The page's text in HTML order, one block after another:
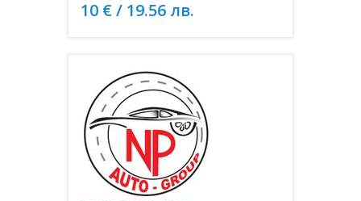
10 € / 19.56 лв.